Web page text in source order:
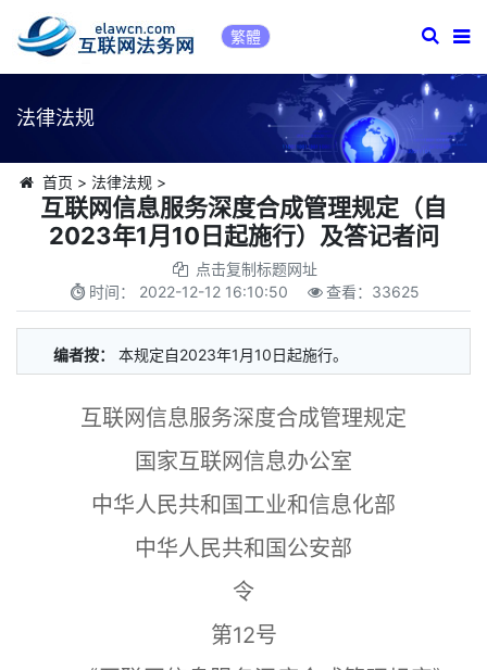
繁體
法律法规
首页 > 法律法规 >
互联网信息服务深度合成管理规定（自
2023年1月10日起施行）及答记者问
点击复制标题网址
时间： 2022-12-12 16:10:50 查看： 33625
编者按： 本规定自2023年1月10日起施行。
互联网信息服务深度合成管理规定
国家互联网信息办公室
中华人民共和国工业和信息化部
中华人民共和国公安部
令
第12号